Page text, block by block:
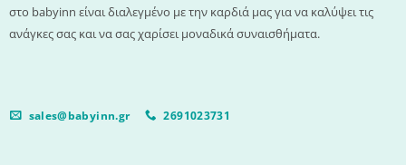
στο babyinn είναι διαλεγμένο με την καρδιά μας για να καλύψει τις
ανάγκες σας και να σας χαρίσει μοναδικά συναισθήματα.
sales@babyinn.gr 2691023731